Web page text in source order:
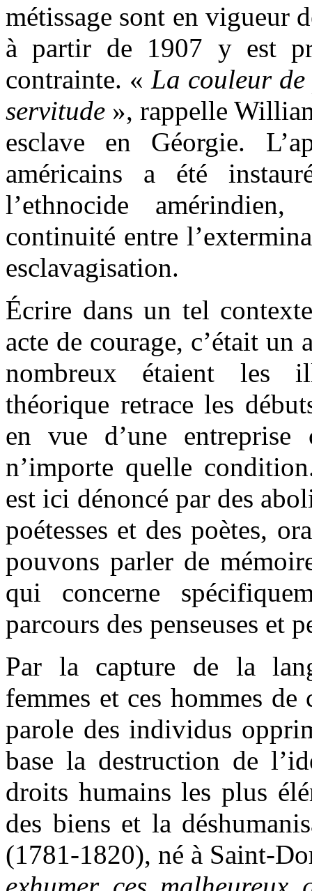
métissage sont en vigueur
à partir de 1907 y est
contrainte. «La couleur
servitude », rappelle
esclave en Géorgie.
américains a été
l’ethnocide
continuité entre
esclavagisation.
Écrire dans un tel
acte de courage, c’était
nombreux étaient les
théorique retrace les
en vue d’une
n’importe quelle
est ici dénoncé par des
poétesses et des poètes,
pouvons parler de
qui concerne
parcours des penseuses et
Par la capture de la
femmes et ces hommes
parole des individus
base la destruction de
droits humains les plus
des biens et la
(1781-1820), né à Saint-